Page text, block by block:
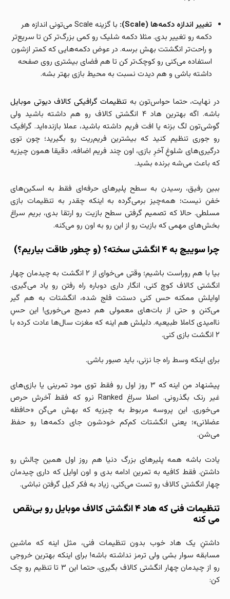
تغییر اندازه دکمه‌ها (Scale):
با گزینه Scale می‌تونی اندازه هر
دکمه رو تغییر بدی. مثلا دکمه شلیک رو کمی بزرگ‌تر کن تا سریع‌تر
و راحت‌تر انگشتت بهش برسه. در عوض دکمه‌هایی که کمتر ازشون
استفاده می‌کنی رو کوچک‌تر کن تا هم فضای بیشتری روی صفحه
داشته باشی و هم دیدت نسبت به محیط بازی بهتر بشه.
در نهایت، حتما حواس‌تون به تنظیمات گرافیکی کالاف دیوتی موبایل
باشه. اگه بهترین هاد ۴ انگشتی کالاف رو هم داشته باشید ولی
گوشی‌تون لگ بزنه یا افت فریم داشته باشید، عملا بازنده‌اید. گرافیک
رو جوری تنظیم کنید که بیشترین فریم‌ریت رو بگیرید؛ چون توی
درگیری‌های شلوغِ آخرِ بازی، اون چند فریم اضافه، دقیقا همون چیزیه
که باعث می‌شه برنده بشید.
ببین رفیق، رسیدن به سطح پلیرهای حرفه‌ای فقط به اسکین‌های
خفن نیست؛ همه‌چیز برمی‌گرده به اینکه چقدر به تنظیمات بازی
مسلطی. حالا که تصمیم گرفتی سطح بازیت رو ارتقا بدی، بریم سراغ
بخش‌های مهمی که بازیت رو از این رو به اون رو می‌کنه.
چرا سوییچ به ۴ انگشتی سخته؟ (و چطور طاقت بیاریم؟)
بیا با هم روراست باشیم؛ وقتی می‌خوای از ۲ انگشت به چیدمان چهار
انگشتی کالاف کوچ کنی، انگار داری دوباره راه رفتن رو یاد می‌گیری.
اوایلش ممکنه حس کنی دستت فلج شده، انگشتات به هم گیر
می‌کنن و حتی از بات‌های معمولی هم دمیج می‌خوری! این حسِ
ناامیدی کاملا طبیعیه. دلیلش هم اینه که مغزت سال‌ها عادت کرده با
۲ انگشت بازی کنی.
برای اینکه وسط راه جا نزنی، باید صبور باشی.
پیشنهاد من اینه که ۳ روز اول رو فقط توی مود تمرینی یا بازی‌های
غیر رنک بگذرونی. اصلا سراغ Ranked نرو که فقط آخرش حرص
می‌خوری. این پروسه مربوط به چیزیه که بهش می‌گن «حافظه
عضلانی»؛ یعنی انگشتات کم‌کم خودشون جای دکمه‌ها رو حفظ
می‌شن.
یادت باشه همه پلیرهای بزرگ دنیا هم روز اول همین چالش رو
داشتن. فقط کافیه به تمرین ادامه بدی و اون اوایل که داری چیدمان
چهار انگشتی کالاف رو تست می‌کنی، زیاد به فکر کیل گرفتن نباشی.
تنظیمات فنی که هاد ۴ انگشتی کالاف موبایل رو بی‌نقص
می‌ کنه
داشتنِ یک هاد خوب بدون تنظیمات فنی، مثل اینه که ماشین
مسابقه سوار بشی ولی ترمز نداشته باشه! برای اینکه بهترین خروجی
رو از چیدمان چهار انگشتی کالاف بگیری، حتما این ۳ تا تنظیم رو چک
کن: